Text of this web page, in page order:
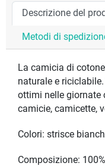
Descrizione del
Metodi di
La camicia di
naturale e
ottimi nelle giornate
camicie, camicette,
Colori: strisce
Composizione: